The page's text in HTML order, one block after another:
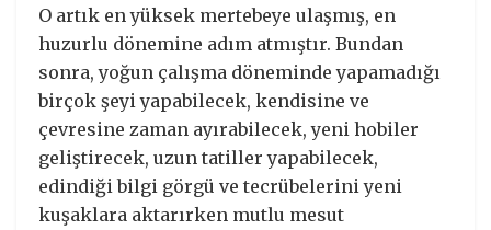
O artık en yüksek mertebeye ulaşmış, en
huzurlu dönemine adım atmıştır. Bundan
sonra, yoğun çalışma döneminde yapamadığı
birçok şeyi yapabilecek, kendisine ve
çevresine zaman ayırabilecek, yeni hobiler
geliştirecek, uzun tatiller yapabilecek,
edindiği bilgi görgü ve tecrübelerini yeni
kuşaklara aktarırken mutlu mesut